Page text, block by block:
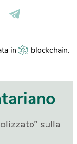
in blockchain.
sulla